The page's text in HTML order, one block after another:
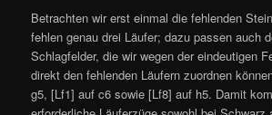
Betrachten wir erst einmal die fehlenden
fehlen genau drei Läufer; dazu passen auch
Schlagfelder, die wir wegen der eindeutigen
direkt den fehlenden Läufern zuordnen
g5, [Lf1] auf c6 sowie [Lf8] auf h5. Damit